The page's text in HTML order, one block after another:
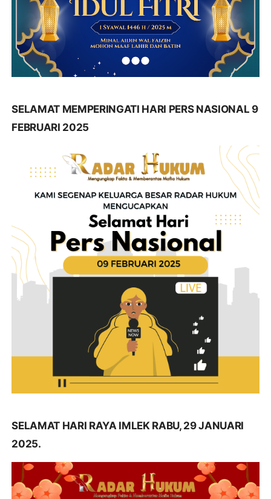
SELAMAT MEMPERINGATI HARI PERS NASIONAL 9
FEBRUARI 2025
SELAMAT HARI RAYA IMLEK RABU, 29 JANUARI
2025.